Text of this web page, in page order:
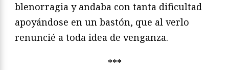
blenorragia y andaba con tanta dificultad
apoyándose en un bastón, que al verlo
renuncié a toda idea de venganza.
***